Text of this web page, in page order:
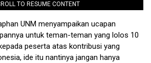
TO RESUME CONTENT
UNM menyampaikan ucapan
untuk teman-teman yang lolos 10
peserta atas kontribusi yang
ide itu nantinya jangan hanya